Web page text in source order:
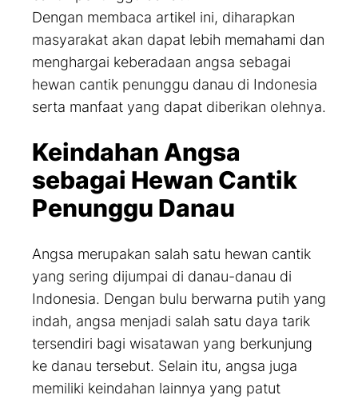
Dengan membaca artikel ini, diharapkan
masyarakat akan dapat lebih memahami dan
menghargai keberadaan angsa sebagai
hewan cantik penunggu danau di Indonesia
serta manfaat yang dapat diberikan olehnya.
Keindahan Angsa
sebagai Hewan Cantik
Penunggu Danau
Angsa merupakan salah satu hewan cantik
yang sering dijumpai di danau-danau di
Indonesia. Dengan bulu berwarna putih yang
indah, angsa menjadi salah satu daya tarik
tersendiri bagi wisatawan yang berkunjung
ke danau tersebut. Selain itu, angsa juga
memiliki keindahan lainnya yang patut